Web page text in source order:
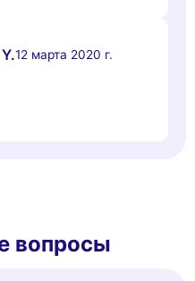
12 марта 2020 г.
вопросы